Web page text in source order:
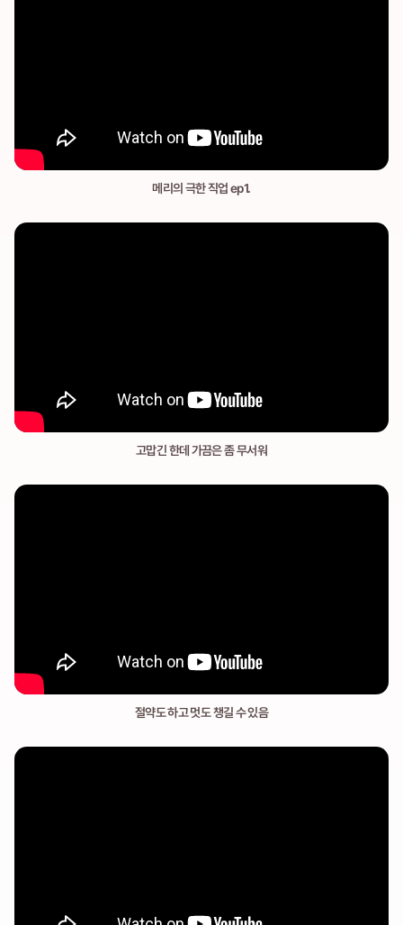
메리의 극한 직업 ep1.
고맙긴 한데 가끔은 좀 무서워
절약도 하고 멋도 챙길 수 있음